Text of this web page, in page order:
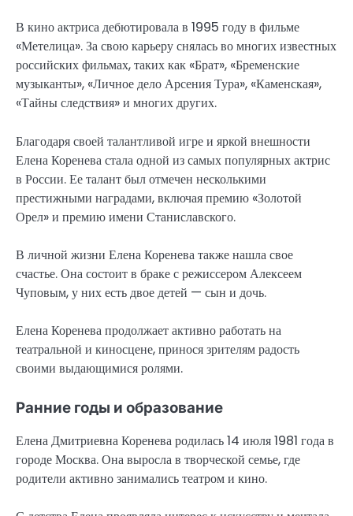
В кино актриса дебютировала в 1995 году в фильме
«Метелица». За свою карьеру снялась во многих известных
российских фильмах, таких как «Брат», «Бременские
музыканты», «Личное дело Арсения Тура», «Каменская»,
«Тайны следствия» и многих других.
Благодаря своей талантливой игре и яркой внешности
Елена Коренева стала одной из самых популярных актрис
в России. Ее талант был отмечен несколькими
престижными наградами, включая премию «Золотой
Орел» и премию имени Станиславского.
В личной жизни Елена Коренева также нашла свое
счастье. Она состоит в браке с режиссером Алексеем
Чуповым, у них есть двое детей — сын и дочь.
Елена Коренева продолжает активно работать на
театральной и киносцене, принося зрителям радость
своими выдающимися ролями.
Ранние годы и образование
Елена Дмитриевна Коренева родилась 14 июля 1981 года в
городе Москва. Она выросла в творческой семье, где
родители активно занимались театром и кино.